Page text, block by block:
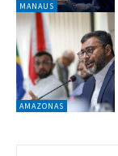
MANAUS
AMAZONAS